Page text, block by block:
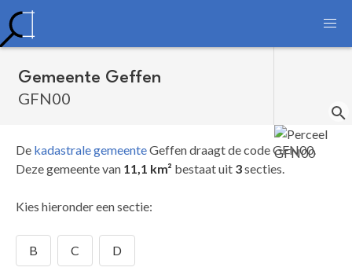
Gemeente Geffen
GFN00
De kadastrale gemeenteGeffen draagt de code GFN00.
Deze gemeente van 11,1 km² bestaat uit 3secties.
Kies hieronder een sectie:
B C D